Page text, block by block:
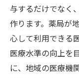
未来の
地域医
アンケ
地域に根ざ
綾瀬市早川
与するだけでなく
作ります。薬局が
心して利用できる
医療水準の向上を
に、地域の医療機